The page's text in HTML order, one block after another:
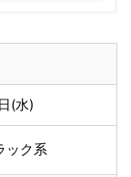
(水)
ック系